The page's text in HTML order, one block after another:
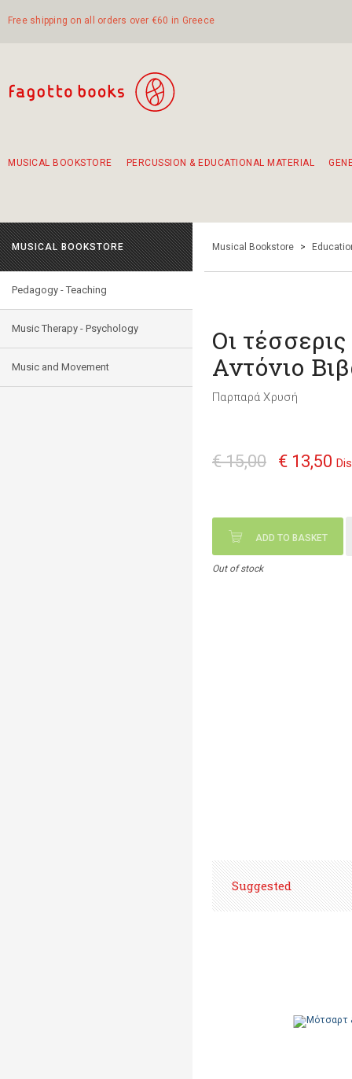
Free shipping on all orders over €60 in Greece
MUSICAL BOOKSTORE PERCUSSION & EDUCATIONAL MATERIAL
MUSICAL BOOKSTORE
Pedagogy - Teaching
Music Therapy - Psychology
Music and Movement
Musical Bookstore >
Οι
Αντόνιο
Παρπαρά Χρυσή
€ 15,00 € 13,50
ADD TO BASKET
Out of stock
Suggested